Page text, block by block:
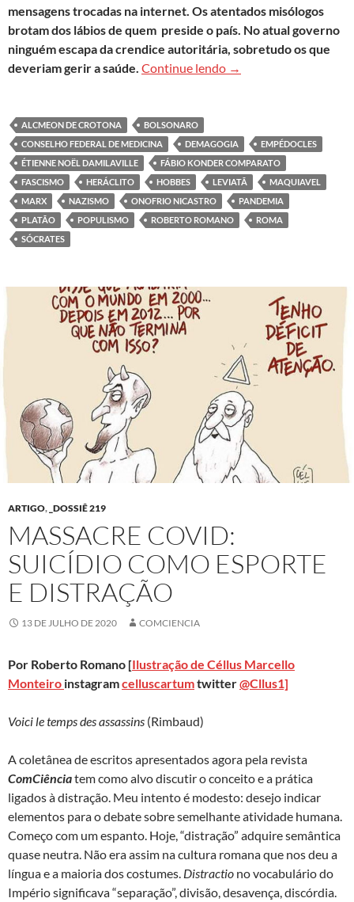
mensagens trocadas na internet. Os atentados misólogos
brotam dos lábios de quem preside o país. No atual governo
ninguém escapa da crendice autoritária, sobretudo os que
deveriam gerir a saúde. Continue lendo O Estado como peste
→
ALCMEON DE CROTONA
BOLSONARO
CONSELHO FEDERAL DE MEDICINA
DEMAGOGIA
EMPÉDOCLES
ÉTIENNE NOËL DAMILAVILLE
FÁBIO KONDER COMPARATO
FASCISMO
HERÁCLITO HOBBES LEVIATÃ
MAQUIAVEL
MARX
NAZISMO ONOFRIO NICASTRO
PANDEMIA
PLATÃO
POPULISMO ROBERTO ROMANO
ROMA
SÓCRATES
ARTIGO, _DOSSIÊ 219
MASSACRE COVID:
SUICÍDIO COMO ESPORTE
E DISTRAÇÃO
13 DE JULHO DE 2020 COMCIENCIA
Por Roberto Romano [Ilustração de Céllus Marcello
Monteiro instagramcelluscartumtwitter@Cllus1]
Voici le temps des assassins (Rimbaud)
A coletânea de escritos apresentados agora pela revista
ComCiênciatem como alvo discutir o conceito e a prática
ligados à distração. Meu intento é modesto: desejo indicar
elementos para o debate sobre semelhante atividade humana.
Começo com um espanto. Hoje, “distração” adquire semântica
quase neutra. Não era assim na cultura romana que nos deu a
língua e a maioria dos costumes. Distractio no vocabulário do
Império significava “separação”, divisão, desavença, discórdia.